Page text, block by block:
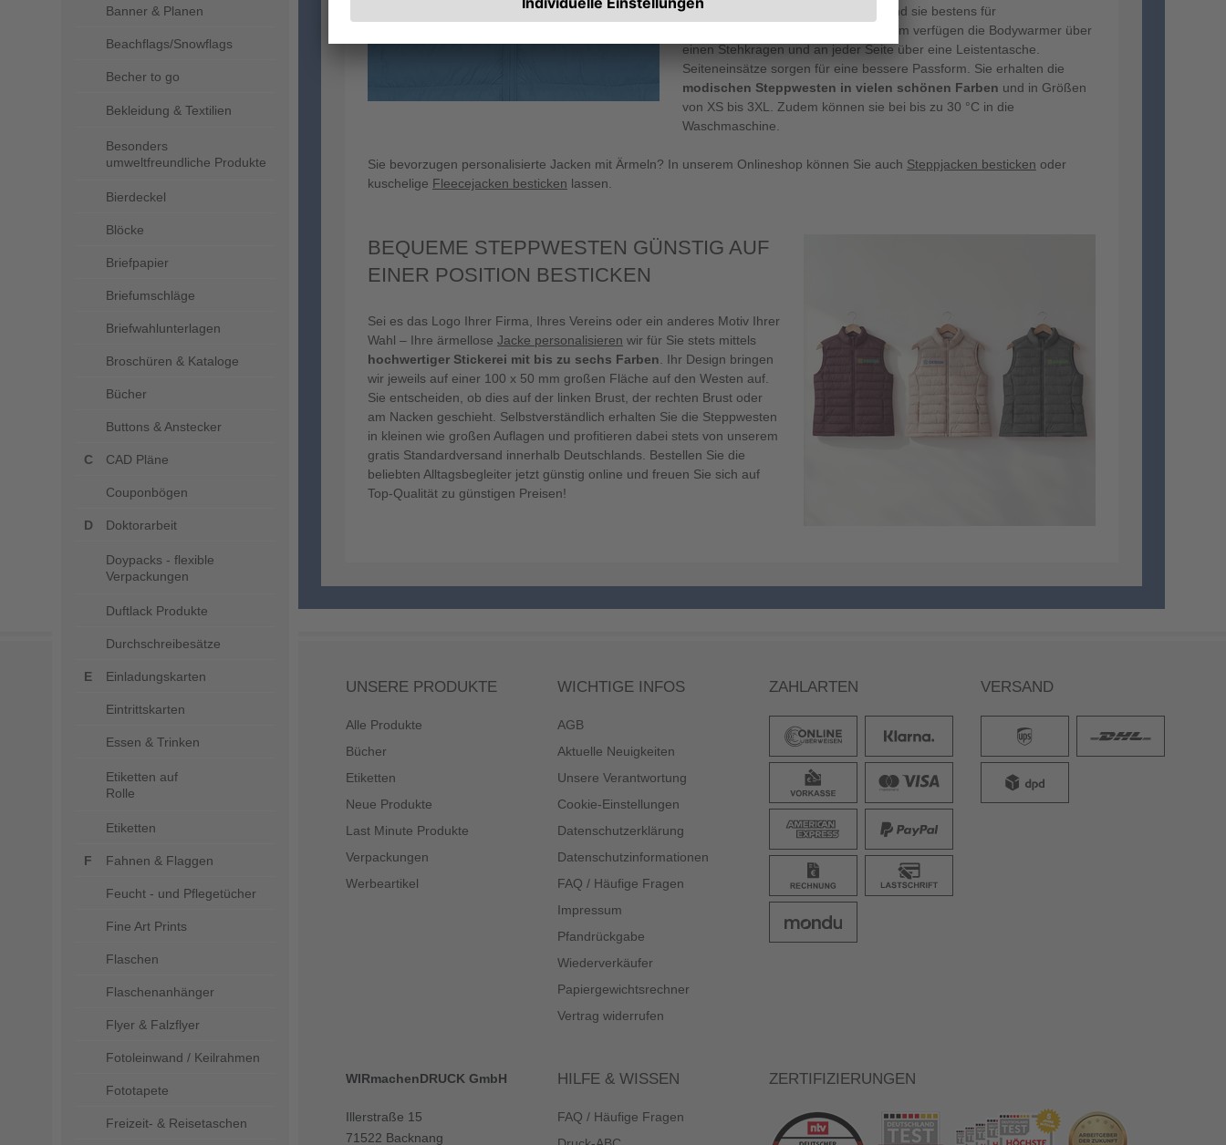
Banner & Planen
Beachflags/Snowflags
Becher to go
Bekleidung & Textilien
Besonders
umweltfreundliche Produkte
Bierdeckel
Blöcke
Briefpapier
Briefumschläge
Briefwahlunterlagen
Broschüren & Kataloge
Bücher
Buttons & Anstecker
CAD Pläne
Couponbögen
Doktorarbeit
Doypacks - flexible
Verpackungen
Duftlack Produkte
Durchschreibesätze
Einladungskarten
Eintrittskarten
Essen & Trinken
Etiketten auf
Rolle
Etiketten
Fahnen & Flaggen
Feucht - und Pflegetücher
Fine Art Prints
Flaschen
Flaschenanhänger
Flyer & Falzflyer
Fotoleinwand / Keilrahmen
Fototapete
Freizeit- & Reisetaschen
wärmedämmenden Eigenschaften sind sie bestens für
Outdooraktivitäten geeignet. Außerdem verfügen die Bodywarmer über
einen Stehkragen und an jeder Seite über eine Leistentasche.
Seiteneinsätze sorgen für eine bessere Passform. Sie erhalten die
modischen Steppwesten in vielen schönen Farben und in Größen
von XS bis 3XL. Zudem können sie bei bis zu 30 °C in die
Waschmaschine.
Sie bevorzugen personalisierte Jacken mit Ärmeln? In unserem Onlineshop können Sie auch Steppjacken besticken oder
kuschelige Fleecejacken besticken lassen.
BEQUEME STEPPWESTEN GÜNSTIG AUF
EINER POSITION BESTICKEN
Sei es das Logo Ihrer Firma, Ihres Vereins oder ein anderes Motiv Ihrer
Wahl – Ihre ärmellose Jacke personalisieren wir für Sie stets mittels
hochwertiger Stickerei mit bis zu sechs Farben . Ihr Design bringen
wir jeweils auf einer 100 x 50 mm großen Fläche auf den Westen auf.
Sie entscheiden, ob dies auf der linken Brust, der rechten Brust oder
am Nacken geschieht. Selbstverständlich erhalten Sie die Steppwesten
in kleinen wie großen Auflagen und profitieren dabei stets von unserem
gratis Standardversand innerhalb Deutschlands. Bestellen Sie die
beliebten Alltagsbegleiter jetzt günstig online und freuen Sie sich auf
Top-Qualität zu günstigen Preisen!
UNSERE PRODUKTE
Alle Produkte
Bücher
Etiketten
Neue Produkte
Last Minute Produkte
Verpackungen
Werbeartikel
WICHTIGE INFOS
AGB
Aktuelle Neuigkeiten
Unsere Verantwortung
Cookie-Einstellungen
Datenschutzerklärung
Datenschutzinformationen
FAQ / Häufige Fragen
Impressum
Pfandrückgabe
Wiederverkäufer
Papiergewichtsrechner
Vertrag widerrufen
ZAHLARTEN VERSAND
WIRmachenDRUCK GmbH
Illerstraße 15
71522 Backnang
HILFE & WISSEN
FAQ / Häufige Fragen
ZERTIFIZIERUNGEN